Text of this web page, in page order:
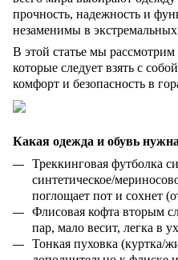
прочность, надежность и
незаменимы в
В этой статье мы
которые следует взять с
комфорт и безопасность в
Какая одежда и обувь
Треккинговая футболка
синтетическое/
поглощает пот и сохнет
Флисовая кофта вторым
пар, мало весит, легка в
Тонкая пуховка (куртка/